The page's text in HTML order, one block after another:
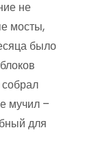
не
мосты,
было
мучил –
для